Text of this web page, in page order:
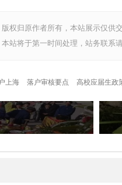
权归原作者所有，本站展示仅
站将于第一时间处理，站务联系请
上海 落户审核要点 高校应届生政